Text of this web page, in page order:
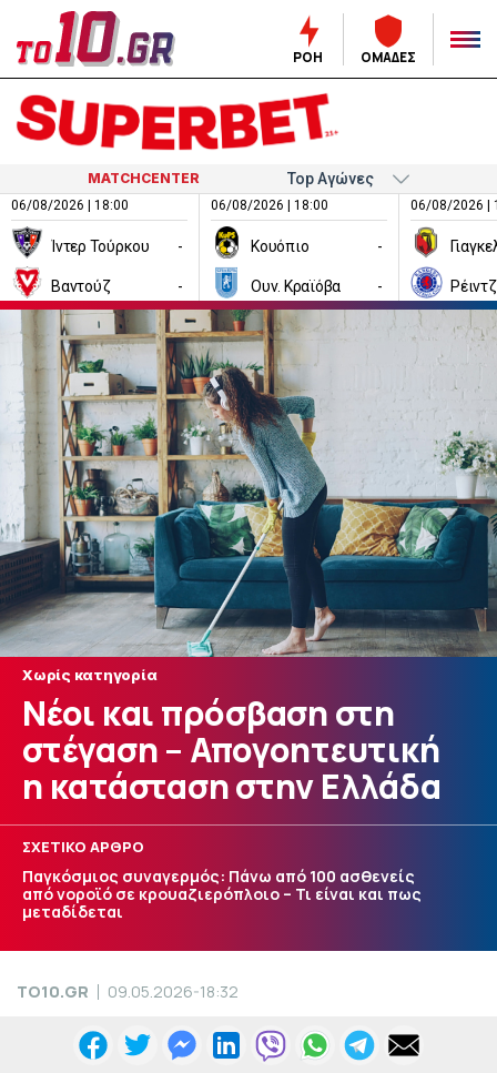
ΡΟΗ ΟΜΑΔΕΣ
MATCHCENTER
06/08/2026 | 18:00
Ίντερ Τούρκου -
Βαντούζ -
06/08/2026 | 18:00
Κουόπιο -
Ουν. Κραϊόβα -
06/08/2026 |
Χωρίς κατηγορία
Νέοι και πρόσβαση στη
στέγαση – Απογοητευτική
η κατάσταση στην Ελλάδα
ΣΧΕΤΙΚΟ ΑΡΘΡΟ
Παγκόσμιος συναγερμός: Πάνω από 100 ασθενείς
από νοροϊό σε κρουαζιερόπλοιο – Τι είναι και πως
μεταδίδεται
TO10.GR 09.05.2026-18:32